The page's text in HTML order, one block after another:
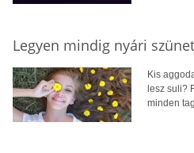
Legyen mindig nyári
Kis
lesz suli?
minden